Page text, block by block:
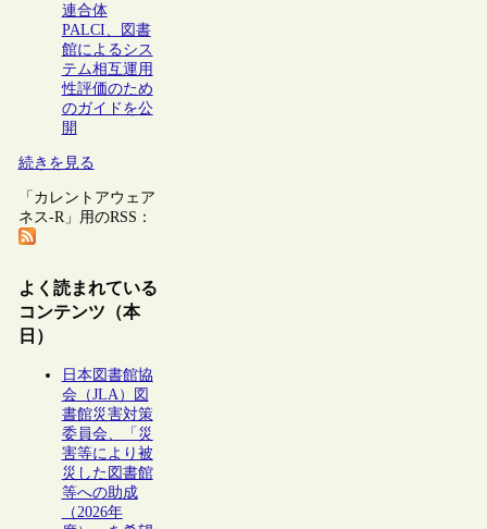
連合体
PALCI、図書
館によるシス
テム相互運用
性評価のため
のガイドを公
開
続きを見る
「カレントアウェア
ネス-R」用のRSS：
よく読まれている
コンテンツ（本
日）
日本図書館協
会（JLA）図
書館災害対策
委員会、「災
害等により被
災した図書館
等への助成
（2026年